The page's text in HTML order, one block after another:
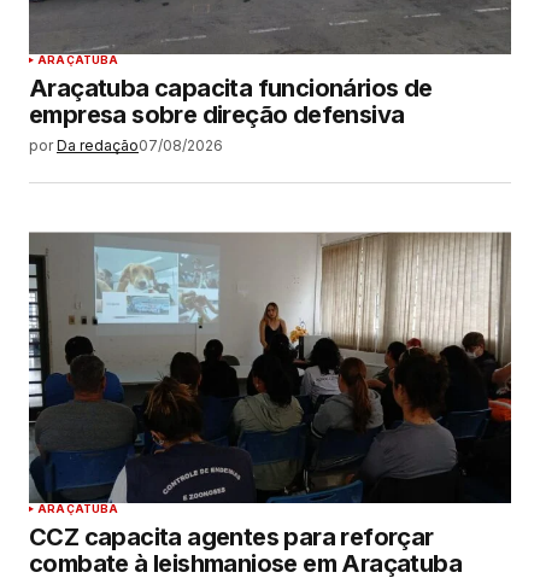
ARAÇATUBA
Araçatuba capacita funcionários de
empresa sobre direção defensiva
por Da redação07/08/2026
ARAÇATUBA
CCZ capacita agentes para reforçar
combate à leishmaniose em Araçatuba